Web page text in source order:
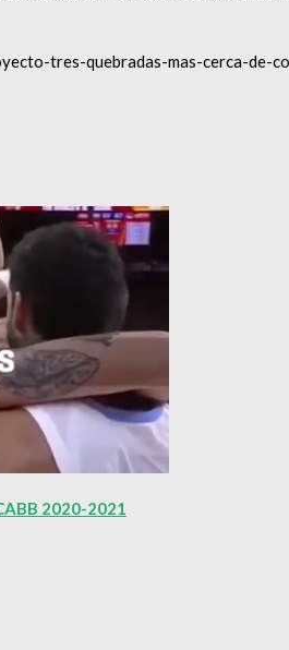
tres-quebradas-mas-cerca-de-
2020-2021